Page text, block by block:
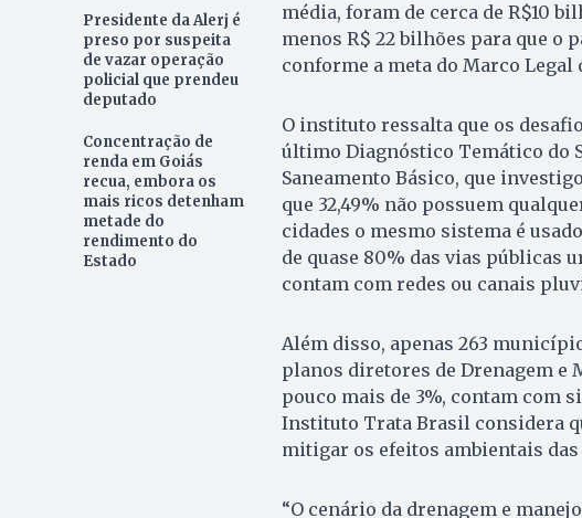
Presidente da Alerj é
preso por suspeita
de vazar operação
policial que prendeu
deputado
Concentração de
renda em Goiás
recua, embora os
mais ricos detenham
metade do
rendimento do
Estado
média, foram de cerca de R$10
menos R$ 22 bilhões para que o
conforme a meta do Marco Legal
O instituto ressalta que os
último Diagnóstico Temático do
Saneamento Básico, que
que 32,49% não possuem
cidades o mesmo sistema é
de quase 80% das vias públicas
contam com redes ou canais
Além disso, apenas 263
planos diretores de Drenagem e
pouco mais de 3%, contam com
Instituto Trata Brasil considera
mitigar os efeitos ambientais das
“O cenário da drenagem e